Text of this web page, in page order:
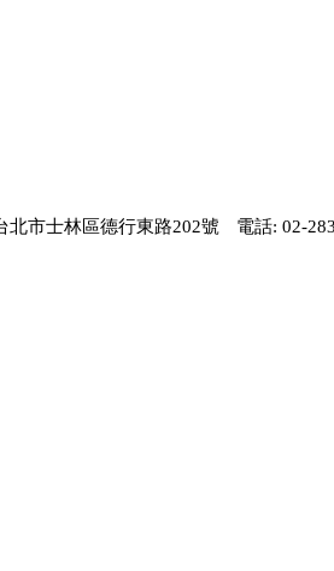
北市士林區德行東路202號 電話: 02-